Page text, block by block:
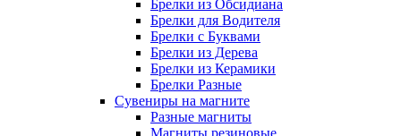
Брелки из Обсидиана
Брелки для Водителя
Брелки с Буквами
Брелки из Дерева
Брелки из Керамики
Брелки Разные
Сувениры на магните
Разные магниты
Магниты резиновые